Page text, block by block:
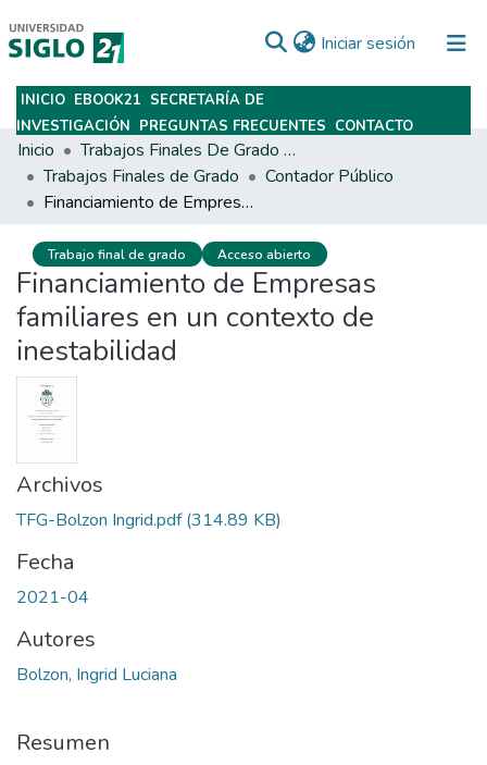
Iniciar sesión (current)
Subir
INICIO EBOOK21 SECRETARÍA DE
INVESTIGACIÓN PREGUNTAS FRECUENTES CONTACTO
Inicio
Trabajos Finales De Grado Y Posgrado
Trabajos Finales de Grado
Contador Público
Financiamiento de Empresas familiares en un contexto de inestabilidad
Trabajo final de grado Acceso abierto
Financiamiento de Empresas
familiares en un contexto de
inestabilidad
Archivos
TFG-Bolzon Ingrid.pdf(314.89 KB)
Fecha
2021-04
Autores
Bolzon, Ingrid Luciana
Resumen